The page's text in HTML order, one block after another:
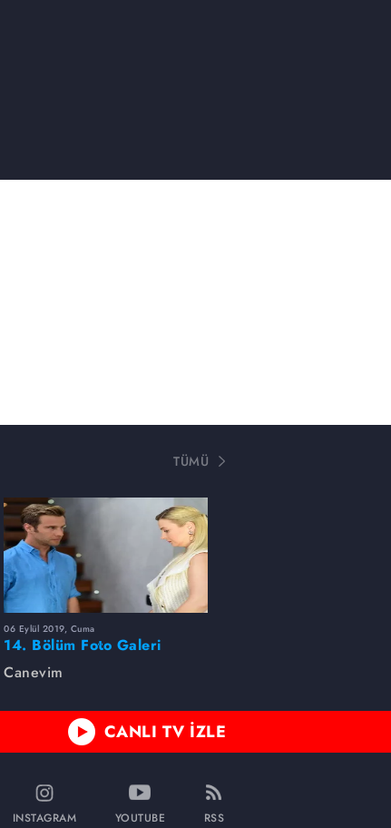
TÜMÜ
06 Eylül 2019, Cuma
14. Bölüm Foto Galeri
Canevim
CANLI TV İZLE
INSTAGRAM YOUTUBE RSS